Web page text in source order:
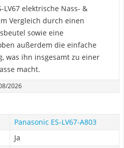
LV67 elektrische Nass- &
Vergleich durch einen
sowie eine
außerdem die einfache
was ihn insgesamt zu einer
macht.
2026
Panasonic ES-LV67-A803
Ja